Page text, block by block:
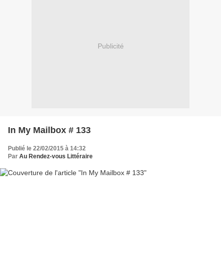
Publicité
In My Mailbox # 133
Publié le 22/02/2015 à 14:32
Par Au Rendez-vous Littéraire